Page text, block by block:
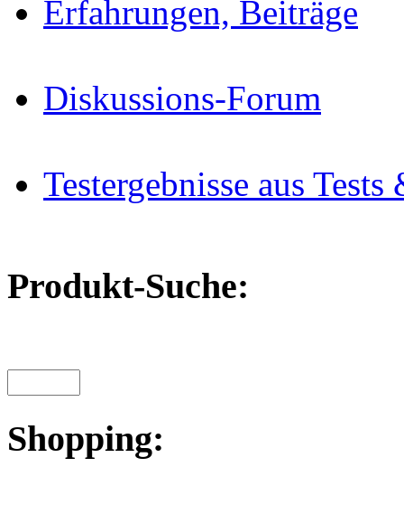
Erfahrungen, Beiträge
Diskussions-Forum
Testergebnisse aus
Produkt-Suche:
Shopping: